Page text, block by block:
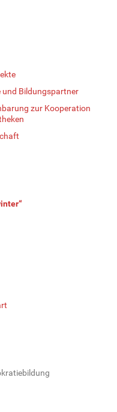
und Bildungspartner
zur Kooperation